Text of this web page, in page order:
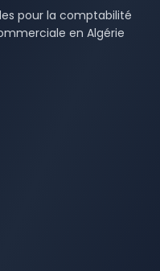
pour la comptabilité
en Algérie